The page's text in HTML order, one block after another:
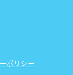
ポリシー